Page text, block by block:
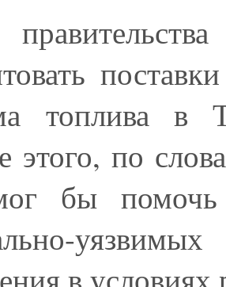
топлива в
этого, по
бы помочь